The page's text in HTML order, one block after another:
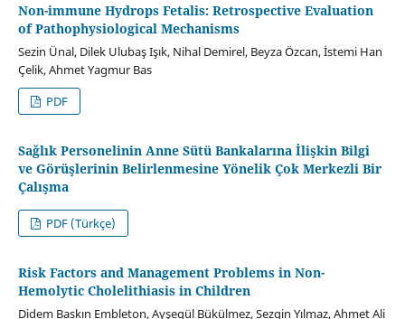
Non-immune Hydrops Fetalis: Retrospective Evaluation
of Pathophysiological Mechanisms
Sezin Ünal, Dilek Ulubaş Işık, Nihal Demirel, Beyza Özcan, İstemi Han
Çelik, Ahmet Yagmur Bas
PDF
Sağlık Personelinin Anne Sütü Bankalarına İlişkin Bilgi
ve Görüşlerinin Belirlenmesine Yönelik Çok Merkezli Bir
Çalışma
PDF (Türkçe)
Risk Factors and Management Problems in Non-
Hemolytic Cholelithiasis in Children
Didem Baskın Embleton, Ayşegül Bükülmez, Sezgin Yılmaz, Ahmet Ali